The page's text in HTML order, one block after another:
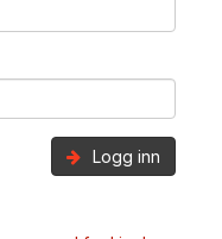
Logg inn